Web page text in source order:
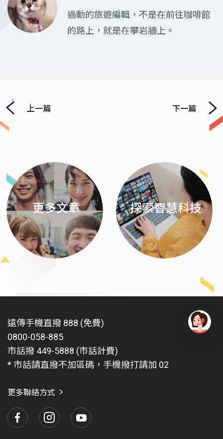
過動的旅遊編輯，不是在前往咖啡館
的路上，就是在攀岩牆上。
上一篇 下一篇
更多文章 探索智慧科技
遠傳手機直撥 888 (免費)
0800-058-885
市話撥 449-5888 (市話計費)
* 市話請直撥不加區碼，手機撥打請加 02
更多聯絡方式